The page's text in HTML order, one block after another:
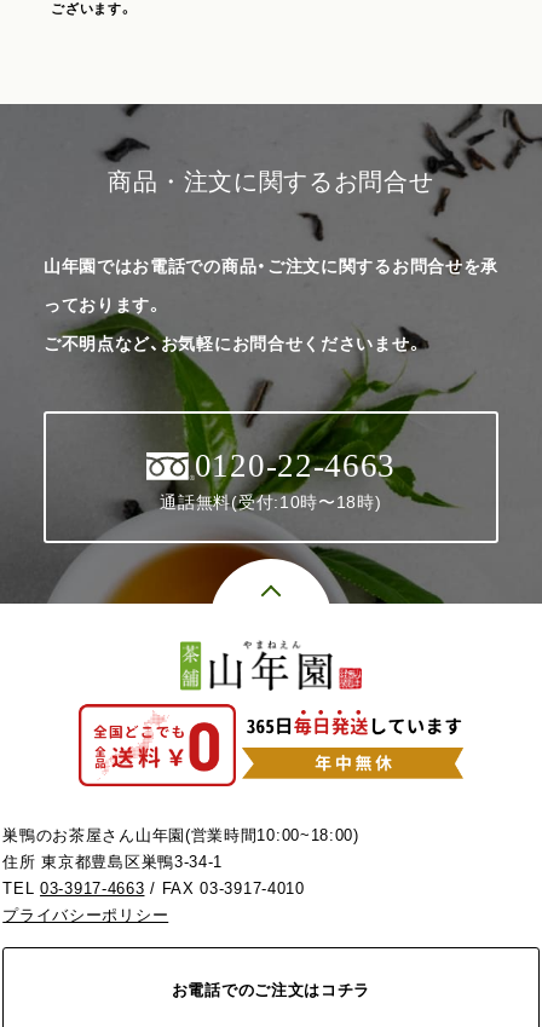
ございます。
商品・注文に関するお問合せ
山年園ではお電話での商品・ご注文に関するお問合せを承
っております。
ご不明点など、お気軽にお問合せくださいませ。
0120-22-4663
通話無料(受付:10時〜18時)
巣鴨のお茶屋さん山年園(営業時間10:00~18:00)
住所 東京都豊島区巣鴨3-34-1
TEL03-3917-4663 / FAX 03-3917-4010
プライバシーポリシー
お電話でのご注文はコチラ